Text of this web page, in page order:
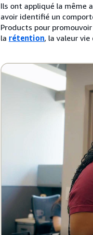
Ils ont appliqué la même
avoir identifié un
Products pour
la rétention, la valeur